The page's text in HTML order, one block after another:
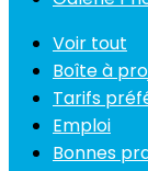
Voir tout
Boîte à
Tarifs
Emploi
Bonnes